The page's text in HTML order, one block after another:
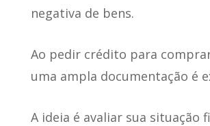
negativa de bens.
Ao pedir crédito para
uma ampla documentação é
A ideia é avaliar sua situação